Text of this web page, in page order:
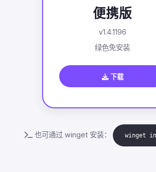
便携版
v1.4.1196
绿色免安装
下载
也可通过 winget 安装： winget